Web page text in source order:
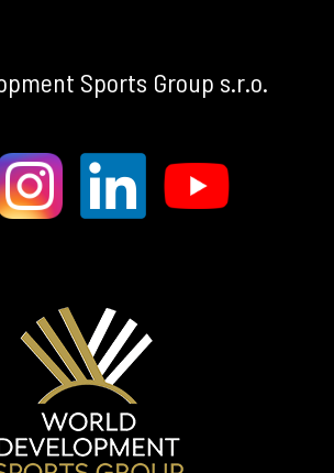
×
US
PROCESS
WDSG
Process
Sports Group s.r.o.